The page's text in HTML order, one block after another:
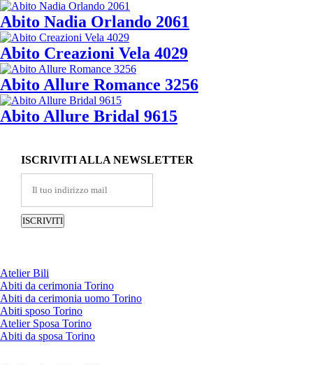
Abito Nadia Orlando 2061
Abito Creazioni Vela 4029
Abito Allure Romance 3256
Abito Allure Bridal 9615
ISCRIVITI ALLA NEWSLETTER
Atelier Bili
Abiti da cerimonia Torino
Abiti da cerimonia uomo Torino
Abiti sposo Torino
Atelier Sposa Torino
Abiti da sposa Torino